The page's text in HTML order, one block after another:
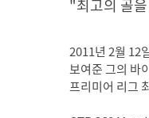
"최고의 골
2011년 2월 12
보여준 그의 바
프리미어 리그